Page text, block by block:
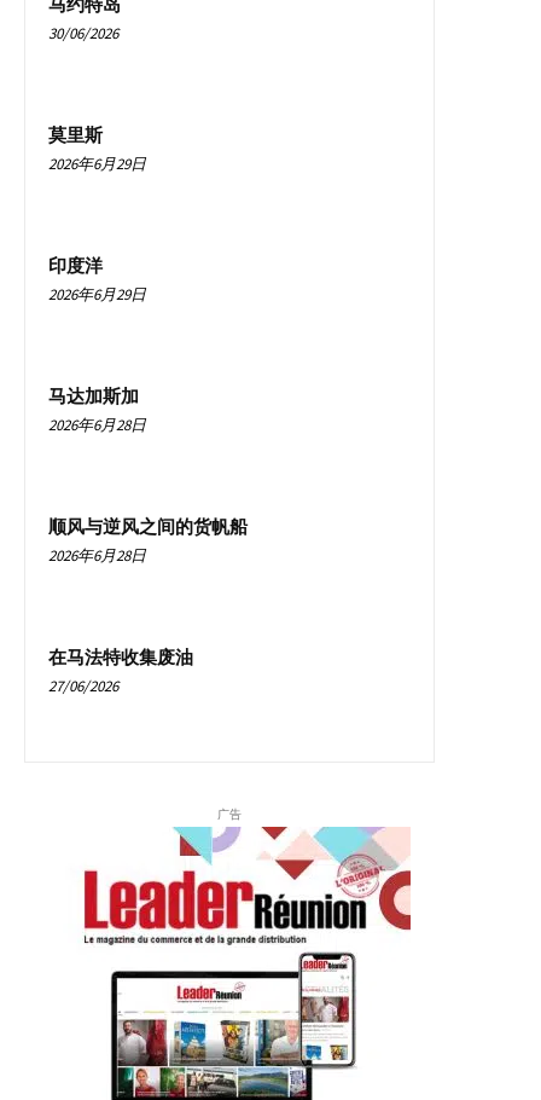
马约特岛
30/06/2026
莫里斯
2026年6月29日
印度洋
2026年6月29日
马达加斯加
2026年6月28日
顺风与逆风之间的货帆船
2026年6月28日
在马法特收集废油
27/06/2026
广告